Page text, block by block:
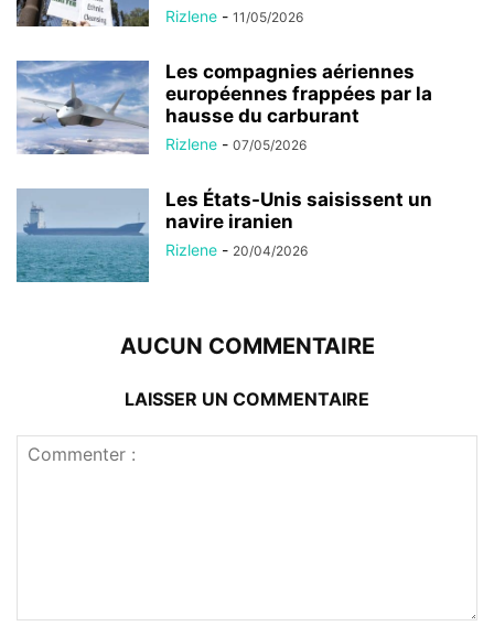
Rizlene - 11/05/2026
Les compagnies aériennes
européennes frappées par la
hausse du carburant
Rizlene - 07/05/2026
Les États-Unis saisissent un
navire iranien
Rizlene - 20/04/2026
AUCUN COMMENTAIRE
LAISSER UN COMMENTAIRE